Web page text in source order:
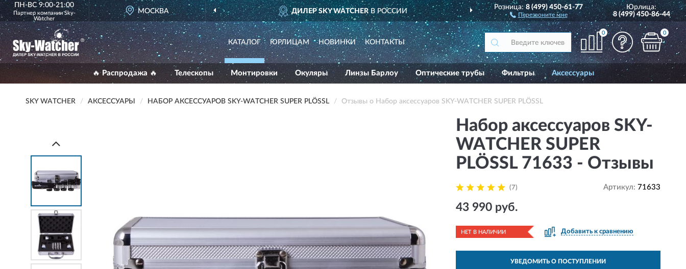
ПН-ВС 9:00-21:00
Партнер компанииSky-
Watcher
МОСКВА ДИЛЕР SKY WATCHERВ РОССИИ ДОСТАВИМПО ВСЕЙ РОССИИ
Розница:8 (499) 450-61-77
Перезвоните мне
Юрлица:
8 (499) 450-86-44
КАТАЛОГ ЮРЛИЦАМ НОВИНКИ КОНТАКТЫ
0 0
🔥 Распродажа 🔥 Телескопы Монтировки Окуляры Линзы Барлоу Оптические трубы Фильтры Аксессуары
SKY WATCHER АКСЕССУАРЫ НАБОР АКСЕССУАРОВ SKY-WATCHER SUPER PLÖSSL Отзывы о Набор аксессуаров SKY-WATCHER SUPER PLÖSSL
Набор аксессуаров SKY-
WATCHER SUPER
PLÖSSL 71633 - Отзывы
(7) Артикул: 71633
43 990 руб.
НЕТ В НАЛИЧИИ Добавить к сравнению
УВЕДОМИТЬ О ПОСТУПЛЕНИИ